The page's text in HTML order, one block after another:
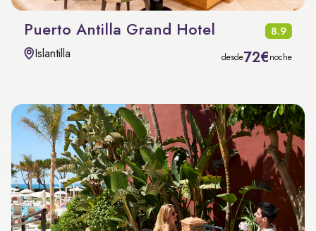
Puerto Antilla Grand Hotel 8.9
Islantilla desde72€noche